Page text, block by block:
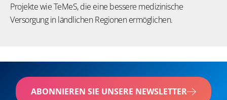
Projekte wie TeMeS, die eine bessere medizinische
Versorgung in ländlichen Regionen ermöglichen.
ABONNIEREN SIE UNSERE NEWSLETTER